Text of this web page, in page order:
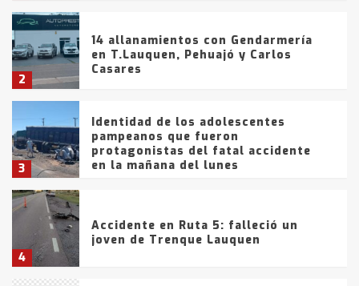
2
14 allanamientos con Gendarmería
en T.Lauquen, Pehuajó y Carlos
Casares
3
Identidad de los adolescentes
pampeanos que fueron
protagonistas del fatal accidente
en la mañana del lunes
4
Accidente en Ruta 5: falleció un
joven de Trenque Lauquen